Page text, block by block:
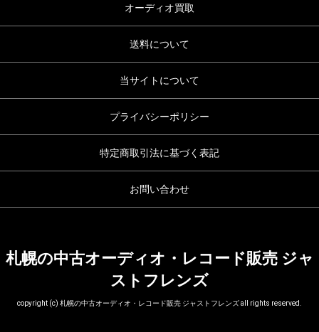
オーディオ買取
送料について
当サイトについて
プライバシーポリシー
特定商取引法に基づく表記
お問い合わせ
札幌の中古オーディオ・レコード販売 ジャ
ストフレンズ
copyright (c) 札幌の中古オーディオ・レコード販売 ジャストフレンズ all rights reserved.